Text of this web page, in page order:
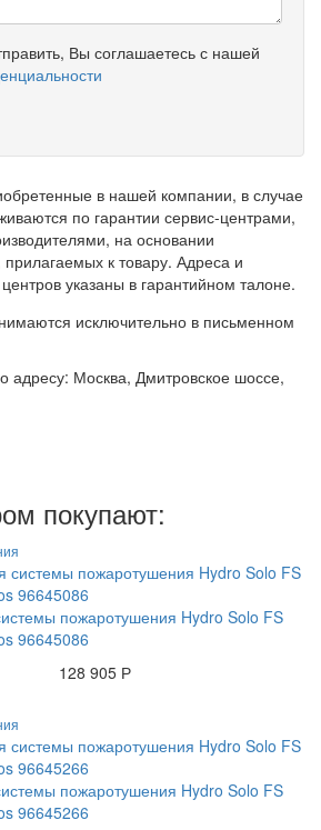
Вы соглашаетесь с нашей
в нашей компании, в случае
по гарантии сервис-центрами,
на основании
прилагаемых к товару. Адреса и
указаны в гарантийном талоне.
исключительно в письменном
адресу: Москва, Дмитровское шоссе,
покупают:
пожаротушения Hydro Solo FS
96645086
128 905 Р
пожаротушения Hydro Solo FS
96645266